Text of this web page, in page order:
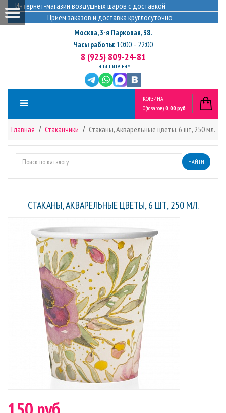
Интернет-магазин воздушных шаров с доставкой
Приём заказов и доставка круглосуточно
Москва,3-я Парковая, 38.
Часы работы:10:00 – 22:00
8 (925) 809-24-81
Напишите нам
КОРЗИНА
0(товаров) 0,00 руб
Главная Стаканчики Стаканы, Акварельные цветы, 6 шт, 250 мл.
НАЙТИ
СТАКАНЫ, АКВАРЕЛЬНЫЕ ЦВЕТЫ, 6 ШТ, 250 МЛ.